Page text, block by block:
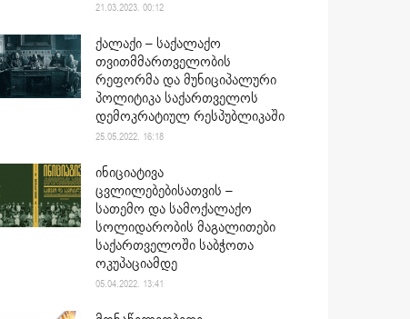
21.03.2023. 00:12
ქალაქი – საქალაქო
თვითმმართველობის
რეფორმა და მუნიციპალური
პოლიტიკა საქართველოს
დემოკრატიულ რესპუბლიკაში
25.05.2022. 16:18
ინიციატივა
ცვლილებებისათვის –
სათემო და სამოქალაქო
სოლიდარობის მაგალითები
საქართველოში საბჭოთა
ოკუპაციამდე
05.04.2022. 13:41